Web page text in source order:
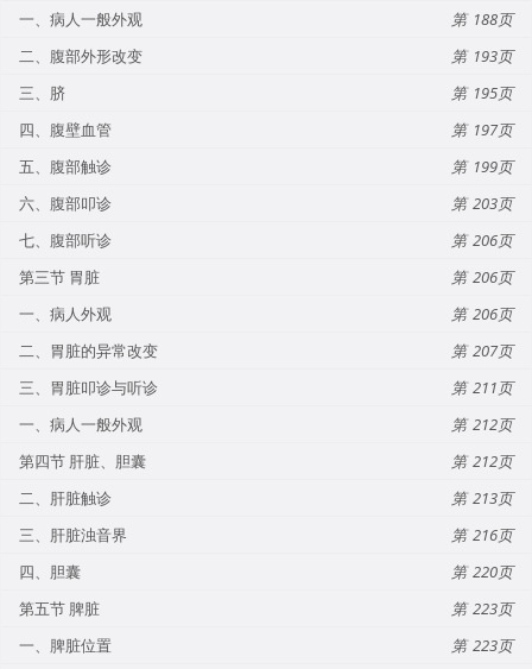
一、病人一般外观
188
二、腹部外形改变
193
三、脐
195
四、腹壁血管
197
五、腹部触诊
199
六、腹部叩诊
203
七、腹部听诊
206
第三节 胃脏
206
一、病人外观
206
二、胃脏的异常改变
207
三、胃脏叩诊与听诊
211
一、病人一般外观
212
第四节 肝脏、胆囊
212
二、肝脏触诊
213
三、肝脏浊音界
216
四、胆囊
220
第五节 脾脏
223
一、脾脏位置
223